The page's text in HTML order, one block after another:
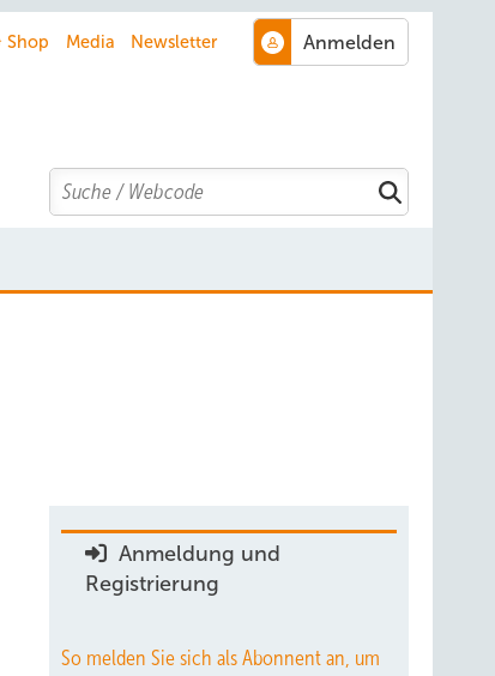
Shop Media Newsletter
Search
Anmeldung und
Registrierung
So melden Sie sich als Abonnent an, um